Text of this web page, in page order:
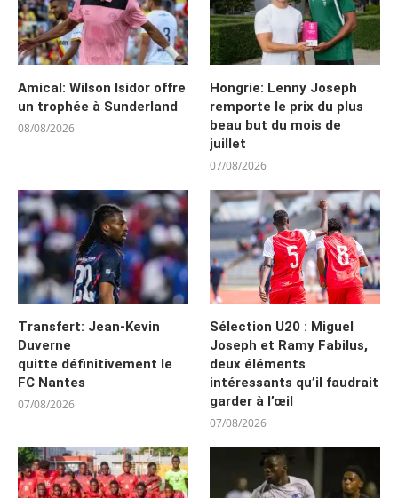
Amical: Wilson Isidor offre
un trophée à Sunderland
08/08/2026
Hongrie: Lenny Joseph
remporte le prix du plus
beau but du mois de
juillet
07/08/2026
Transfert: Jean-Kevin
Duverne
quitte définitivement le
FC Nantes
07/08/2026
Sélection U20 : Miguel
Joseph et Ramy Fabilus,
deux éléments
intéressants qu’il faudrait
garder à l’œil
07/08/2026